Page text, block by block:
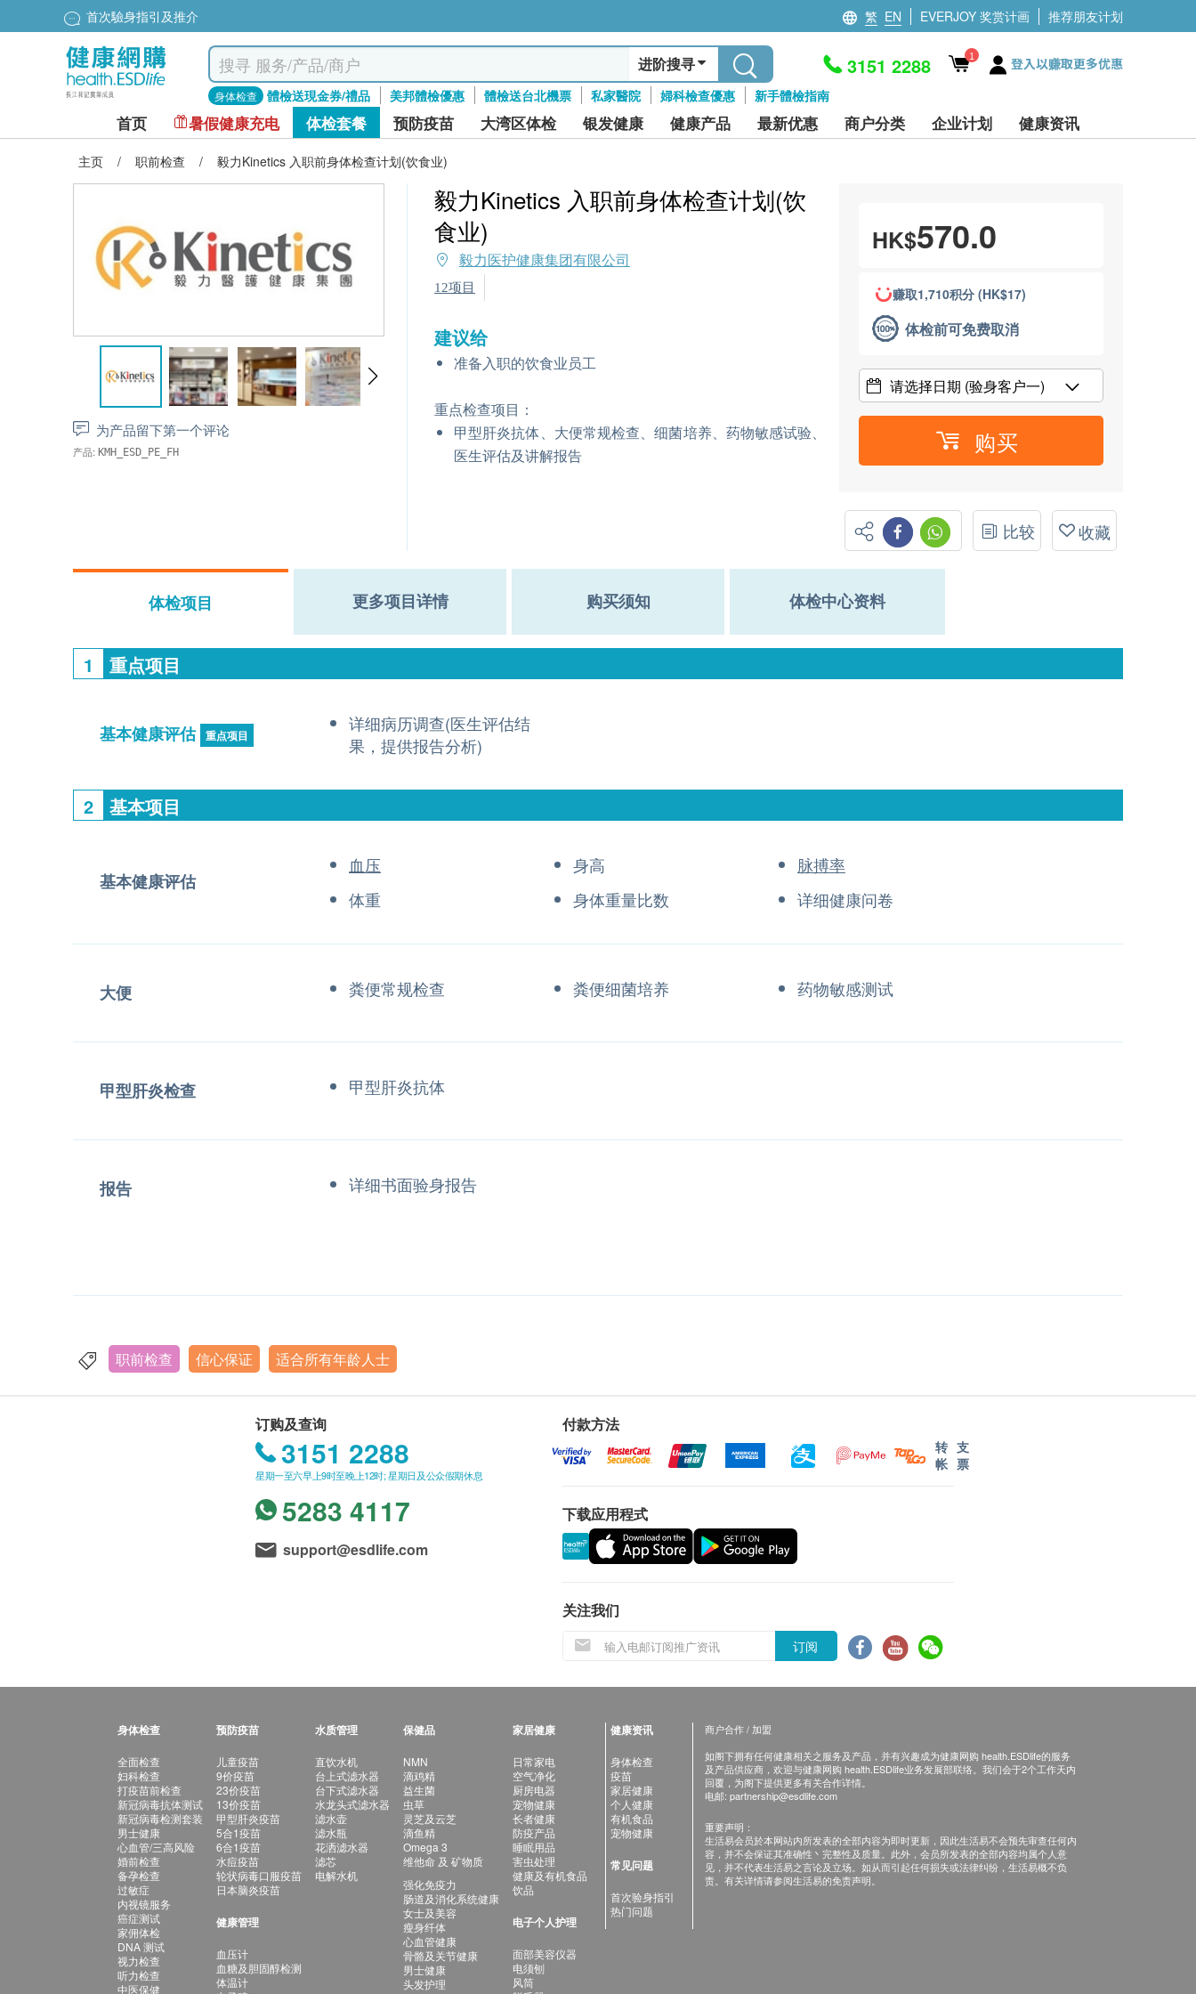
首次驗身指引及推介 繁 EN EVERJOY 奖赏计画 推荐朋友计划
进阶搜寻
身体检查 體檢送現金券/禮品 美邦體檢優惠 體檢送台北機票 私家醫院 婦科檢查優惠 新手體檢指南
3151 2288 1 登入以赚取更多优惠
首页 暑假健康充电 体检套餐 预防疫苗 大湾区体检 银发健康 健康产品 最新优惠 商户分类 企业计划 健康资讯
主页 / 职前检查 / 毅力Kinetics 入职前身体检查计划(饮食业)
为产品留下第一个评论
产品: KMH_ESD_PE_FH
毅力Kinetics 入职前身体检查计划(饮
食业)
毅力医护健康集团有限公司
12项目
建议给
准备入职的饮食业员工
重点检查项目：
甲型肝炎抗体、大便常规检查、细菌培养、药物敏感试验、
医生评估及讲解报告
HK$570.0
赚取1,710积分 (HK$17)
体检前可免费取消
请选择日期 (验身客户一)
购买
比较 收藏
体检项目 更多项目详情 购买须知 体检中心资料
1 重点项目
基本健康评估 重点项目
详细病历调查(医生评估结
果，提供报告分析)
2 基本项目
基本健康评估
血压 身高
脉搏率
体重
身体重量比数 详细健康问卷
大便 粪便常规检查 粪便细菌培养 药物敏感测试
甲型肝炎检查 甲型肝炎抗体
报告 详细书面验身报告
职前检查 信心保证 适合所有年龄人士
订购及查询
3151 2288
星期一至六早上9时至晚上12时; 星期日及公众假期休息
5283 4117
support@esdlife.com
付款方法
转
帐
支
票
下载应用程式
关注我们
订阅
身体检查
全面检查
妇科检查
打疫苗前检查
新冠病毒抗体测试
新冠病毒检测套装
男士健康
心血管/三高风险
婚前检查
备孕检查
过敏症
内视镜服务
癌症测试
家佣体检
DNA 测试
视力检查
听力检查
中医保健
预防疫苗
儿童疫苗
9价疫苗
23价疫苗
13价疫苗
甲型肝炎疫苗
5合1疫苗
6合1疫苗
水痘疫苗
轮状病毒口服疫苗
日本脑炎疫苗
健康管理
血压计
血糖及胆固醇检测
体温计
水质管理
直饮水机
台上式滤水器
台下式滤水器
水龙头式滤水器
滤水壶
滤水瓶
花洒滤水器
滤芯
电解水机
保健品
NMN
滴鸡精
益生菌
虫草
灵芝及云芝
滴鱼精
Omega 3
维他命 及 矿物质
强化免疫力
肠道及消化系统健康
女士及美容
瘦身纤体
心血管健康
骨骼及关节健康
男士健康
头发护理
家居健康
日常家电
空气净化
厨房电器
宠物健康
长者健康
防疫产品
睡眠用品
害虫处理
健康及有机食品
饮品
电子个人护理
面部美容仪器
电须刨
风筒
健康资讯
身体检查
疫苗
家居健康
个人健康
有机食品
宠物健康
常见问题
首次验身指引
热门问题
商户合作 / 加盟
如阁下拥有任何健康相关之服务及产品，并有兴趣成为健康网购 health.ESDlife的服务
及产品供应商，欢迎与健康网购 health.ESDlife业务发展部联络。我们会于2个工作天内
回覆，为阁下提供更多有关合作详情。
电邮: partnership@esdlife.com
重要声明：
生活易会员於本网站内所发表的全部内容为即时更新，因此生活易不会预先审查任何内
容，并不会保证其准确性丶完整性及质量。此外，会员所发表的全部内容均属个人意
见，并不代表生活易之言论及立场。如从而引起任何损失或法律纠纷，生活易概不负
责。有关详情请参阅生活易的免责声明。